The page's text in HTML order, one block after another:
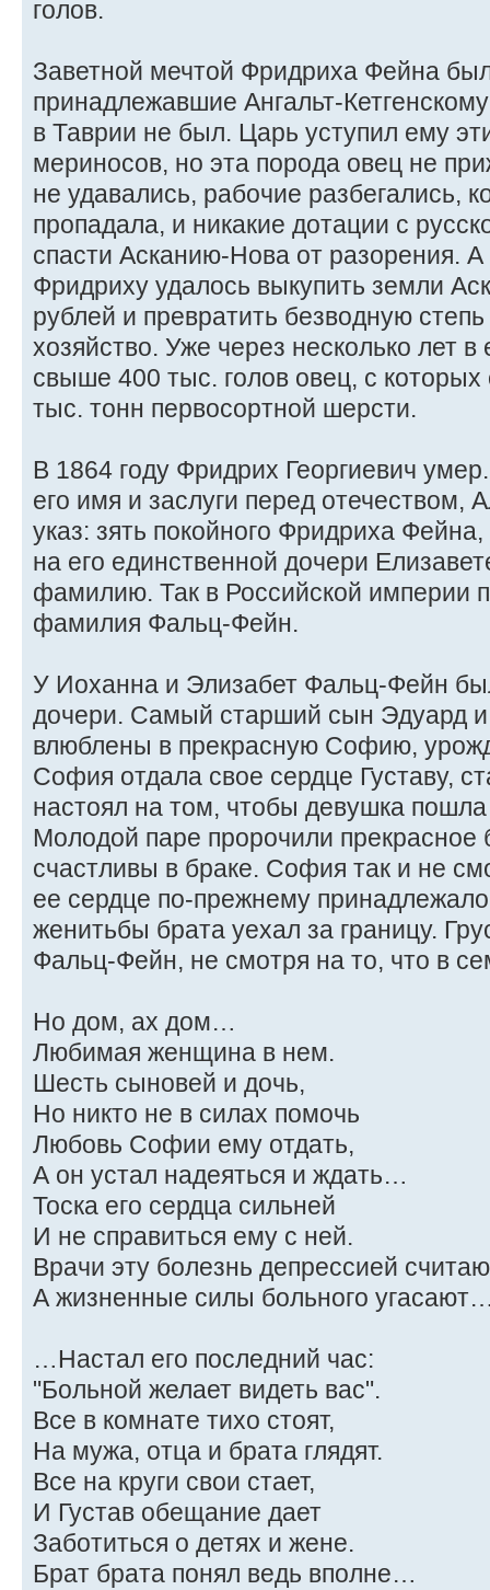
голов.
Заветной мечтой Фридриха Фейна
принадлежавшие Ангальт-
в Таврии не был. Царь уступил ему
мериносов, но эта порода овец не
не удавались, рабочие разбегались,
пропадала, и никакие дотации с
спасти Асканию-Нова от разорения. А
Фридриху удалось выкупить земли
рублей и превратить безводную
хозяйство. Уже через несколько лет
свыше 400 тыс. голов овец, с
тыс. тонн первосортной шерсти.
В 1864 году Фридрих Георгиевич
его имя и заслуги перед отечеством,
указ: зять покойного Фридриха
на его единственной дочери
фамилию. Так в Российской империи
фамилия Фальц-Фейн.
У Иоханна и Элизабет Фальц-Фейн
дочери. Самый старший сын Эдуард и
влюблены в прекрасную Софию,
София отдала свое сердце Густаву,
настоял на том, чтобы девушка
Молодой паре пророчили
счастливы в браке. София так и не
ее сердце по-прежнему
женитьбы брата уехал за границу.
Фальц-Фейн, не смотря на то, что в
Но дом, ах дом…
Любимая женщина в нем.
Шесть сыновей и дочь,
Но никто не в силах помочь
Любовь Софии ему отдать,
А он устал надеяться и ждать…
Тоска его сердца сильней
И не справиться ему с ней.
Врачи эту болезнь депрессией
А жизненные силы больного
…Настал его последний час:
"Больной желает видеть вас".
Все в комнате тихо стоят,
На мужа, отца и брата глядят.
Все на круги свои стает,
И Густав обещание дает
Заботиться о детях и жене.
Брат брата понял ведь вполне…